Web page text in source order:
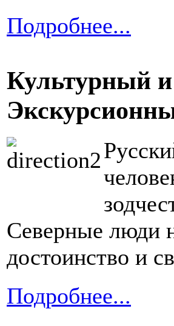
Подробнее...
Культурный
Северные люди
достоинство и
Подробнее...